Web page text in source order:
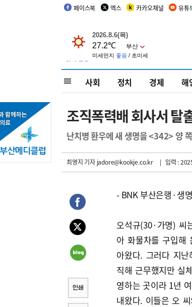
페이스북 엑스 카카오채널 유튜
사회 정치 경제 해
조직폭력배 회사서
난치병 환우에 새 생명을 <342> 양
최영지 기자jadore@kookje.co.kr | 입력 :
- BNK 부산은행·생
오석규(30·가명) 씨
아 화물차를 구입해
아왔다. 그러다 지
직해 근무했지만 실
영하는 곳이라 1년
내왔다. 이들은 오